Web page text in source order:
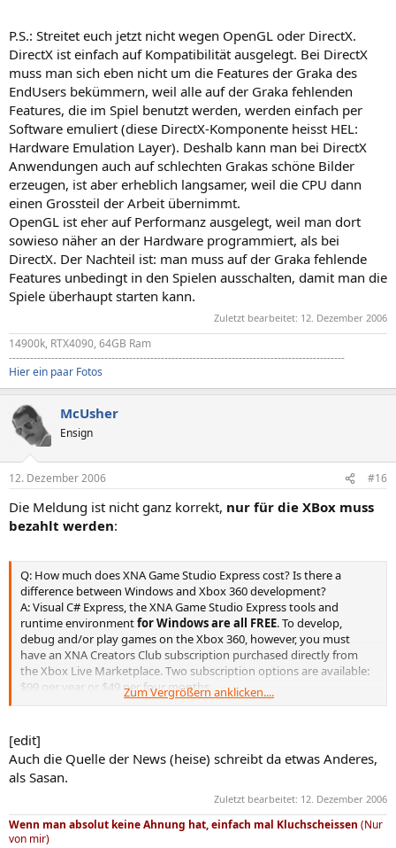
P.S.: Streitet euch jetzt nicht wegen OpenGL oder DirectX.
DirectX ist einfach auf Kompatibilität ausgelegt. Bei DirectX
muss man sich eben nicht um die Features der Graka des
EndUsers bekümmern, weil alle auf der Graka fehlenden
Features, die im Spiel benutzt werden, werden einfach per
Software emuliert (diese DirectX-Komponente heisst HEL:
Hardware Emulation Layer). Deshalb kann man bei DirectX
Anwendungen auch auf schlechten Grakas schöne Bilder
erzeugen, ist aber erheblich langsamer, weil die CPU dann
einen Grossteil der Arbeit übernimmt.
OpenGL ist eher auf Performanz ausgelegt, weil man dort
sowieso näher an der Hardware programmiert, als bei
DirectX. Der Nachteil ist: man muss auf der Graka fehlende
Features unbedingt in den Spielen ausschalten, damit man die
Spiele überhaupt starten kann.
Zuletzt bearbeitet: 12. Dezember 2006
14900k, RTX4090, 64GB Ram
-----------------------------------------------------------------------------------------------
Hier ein paar Fotos
McUsher
Ensign
12. Dezember 2006 #16
Die Meldung ist nicht ganz korrekt, nur für die XBox muss
bezahlt werden:
Q: How much does XNA Game Studio Express cost? Is there a
difference between Windows and Xbox 360 development?
A: Visual C# Express, the XNA Game Studio Express tools and
runtime environmentfor Windows are all FREE. To develop,
debug and/or play games on the Xbox 360, however, you must
have an XNA Creators Club subscription purchased directly from
the Xbox Live Marketplace. Two subscription options are available:
$99 per year or $49 per four months.
Zum Vergrößern anklicken....
[edit]
Auch die Quelle der News (heise) schreibt da etwas Anderes,
als Sasan.
Zuletzt bearbeitet: 12. Dezember 2006
Wenn man absolut keine Ahnung hat, einfach mal Kluchscheissen (Nur
von mir)